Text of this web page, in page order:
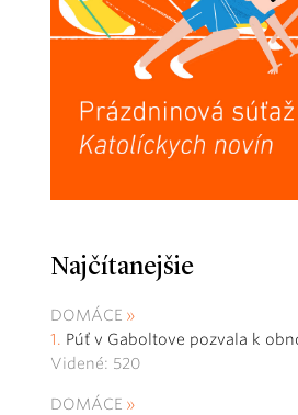
Najčítanejšie
DOMÁCE
Púť v Gaboltove pozvala k
Videné: 520
DOMÁCE